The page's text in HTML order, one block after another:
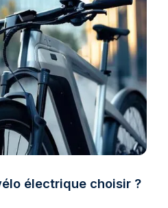
électrique choisir ?